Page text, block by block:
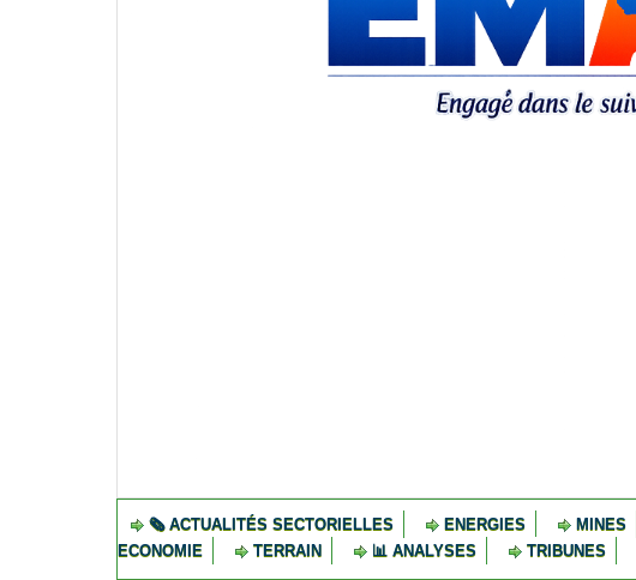
🗞️ ACTUALITÉS SECTORIELLES ENERGIES MINES
ECONOMIE
TERRAIN 📊 ANALYSES TRIBUNES